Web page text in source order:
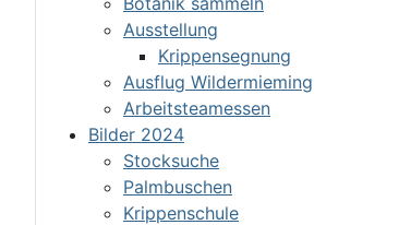
Ausstellung
Krippensegnung
Ausflug Wildermieming
Arbeitsteamessen
Bilder 2024
Stocksuche
Palmbuschen
Krippenschule